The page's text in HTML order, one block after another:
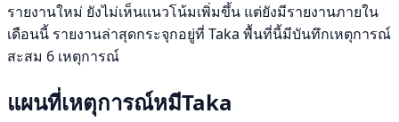
รายงานใหม่ ยังไม่เห็นแนวโน้มเพิ่มขึ้น แต่ยังมีรายงานภายใน
เดือนนี้ รายงานล่าสุดกระจุกอยู่ที่ Taka พื้นที่นี้มีบันทึกเหตุการณ์
สะสม 6 เหตุการณ์
แผนที่เหตุการณ์หมีTaka